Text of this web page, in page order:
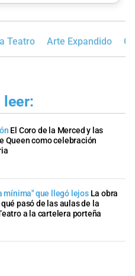
Teatro Arte Expandido
leer:
El Coro de la Merced y las
Queen como celebración
mínima" que llegó lejos La obra
pasó de las aulas de la
a la cartelera porteña